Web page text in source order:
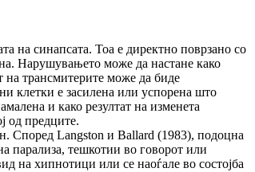
на синапсата. Тоа е директно поврзано со
Нарушувањето може да настане како
на трансмитерите може да биде
клетки е засилена или успорена што
и како резултат на изменета
од предците.
Според Langston и Ballard (1983), подоцна
парализа, тешкотии во говорот или
на хипнотици или се наоѓале во состојба